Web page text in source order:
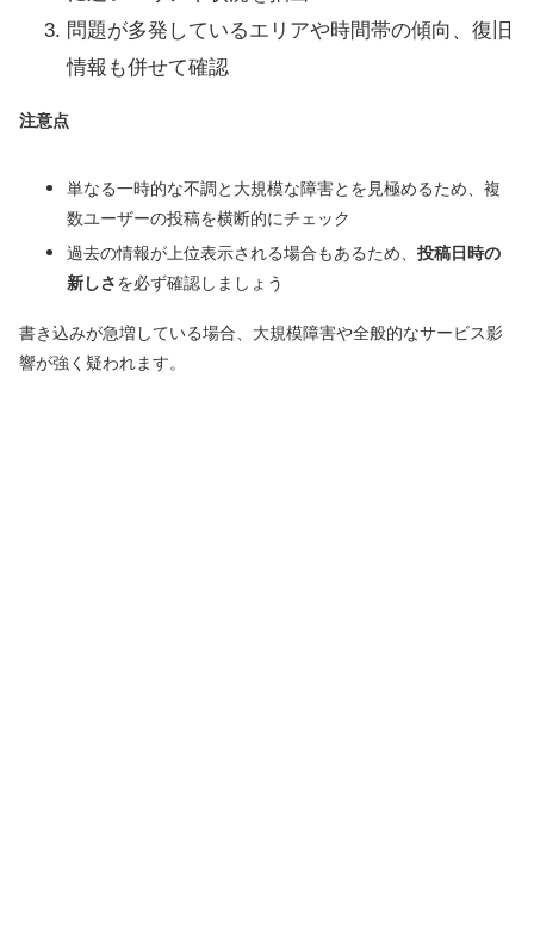
問題が多発しているエリアや時間帯の傾向、復旧
情報も併せて確認
注意点
単なる一時的な不調と大規模な障害とを見極めるため、複
数ユーザーの投稿を横断的にチェック
過去の情報が上位表示される場合もあるため、 投稿日時の
新しさを必ず確認しましょう
書き込みが急増している場合、大規模障害や全般的なサービス影
響が強く疑われます。